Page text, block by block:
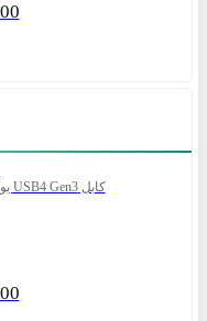
کابل USB4 Gen3 یوگرین مدل 65175 L705 طول 1 متر